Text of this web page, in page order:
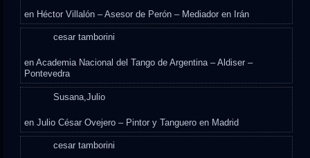
en Héctor Villalón – Asesor de Perón – Mediador en Irán
cesar tamborini
enAcademia Nacional del Tango de Argentina – Aldiser –
Pontevedra
Susana,Julio
enJulio César Ovejero – Pintor y Tanguero en Madrid
cesar tamborini